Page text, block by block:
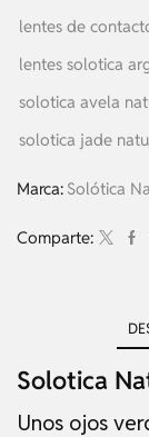
lentes de
lentes solotica
solotica avela
solotica jade
Marca: Solótica
Comparte:
Solotica
Unos ojos